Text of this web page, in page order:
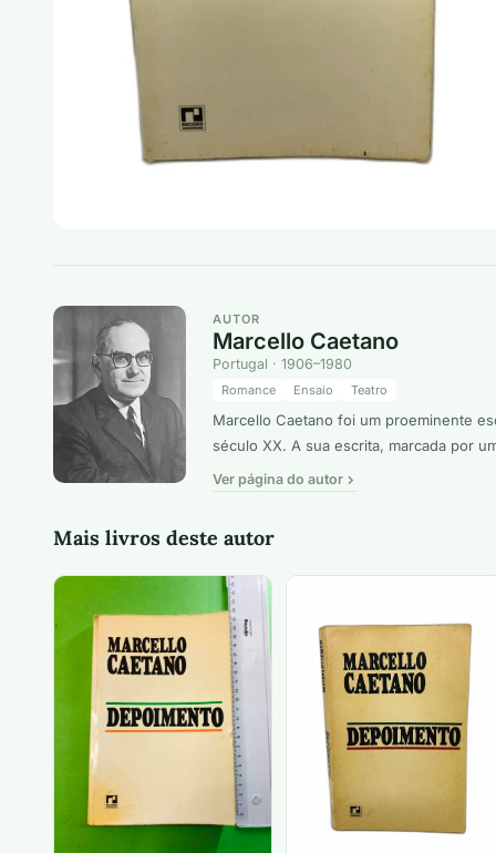
AUTOR
Marcello Caetano
Portugal · 1906–1980
Romance Ensaio Teatro
Marcello Caetano foi um proeminente
século XX. A sua escrita, marcada por
Ver página do autor
Mais livros deste autor